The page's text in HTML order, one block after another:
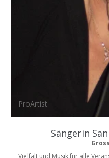
ProArtist
Sängerin
Vielfalt und Musik für alle